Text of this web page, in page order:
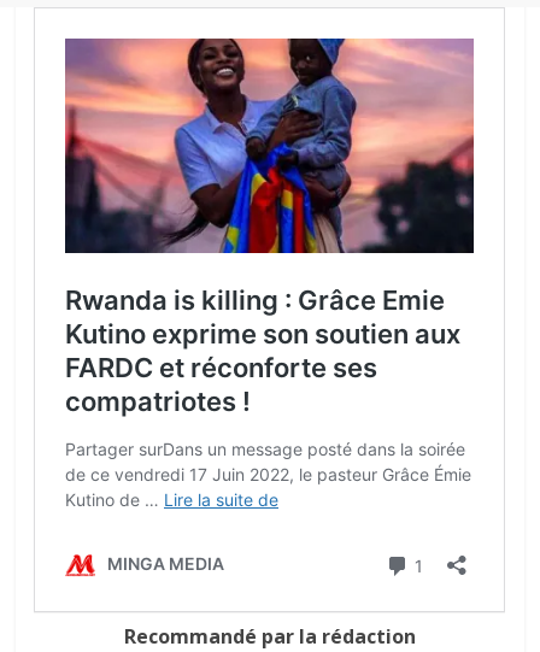
Recommandé par la rédaction